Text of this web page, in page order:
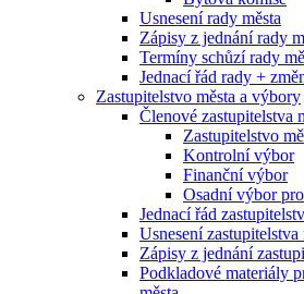
Usnesení rady města
Zápisy z jednání rady
Termíny schůzí rady
Jednací řád rady +
Zastupitelstvo města a výbory
Členové zastupitelstva
Zastupitelstvo
Kontrolní výbor
Finanční výbor
Osadní výbor
Jednací řád
Usnesení zastupitelstva
Zápisy z jednání
Podkladové materiály